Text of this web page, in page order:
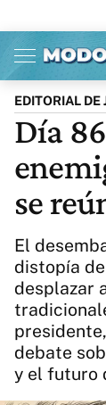
Inicio
Política
Ciencia
Cultura
CARAS
Videos
Business
Exitoina
Diario del Juicio
Actualidad
EDITORIAL DE
Día
se
El
distopía
desplazar
debate
y el futuro